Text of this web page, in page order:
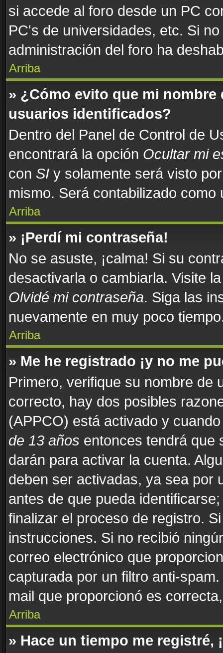
si accede al foro desde un PC
PC's de universidades, etc. Si
administración del foro ha
Arriba
» ¿Cómo evito que mi
usuarios identificados?
Dentro del Panel de Control de
encontrará la opción Ocultar mi
con SI y solamente será visto
mismo. Será contabilizado como
Arriba
» ¡Perdí mi contraseña!
No se asuste, ¡calma! Si su
desactivarla o cambiarla. Visite
Olvidé mi contraseña. Siga las
nuevamente en muy poco
Arriba
» Me he registrado ¡y no me
Primero, verifique su nombre de
correcto, hay dos posibles
(APPCO) está activado y
de 13 años entonces tendrá que
darán para activar la cuenta.
deben ser activadas, ya sea por
antes de que pueda
finalizar el proceso de registro.
instrucciones. Si no recibió
correo electrónico que
capturada por un filtro anti-
mail que proporcionó es
Arriba
» Hace un tiempo me registré,